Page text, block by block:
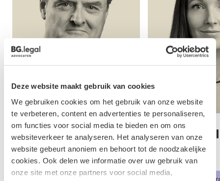
Deze website maakt gebruik van cookies
We gebruiken cookies om het gebruik van onze website
te verbeteren, content en advertenties te personaliseren,
om functies voor social media te bieden en om ons
websiteverkeer te analyseren. Het analyseren van onze
website gebeurt anoniem en behoort tot de noodzakelijke
cookies. Ook delen we informatie over uw gebruik van
onze site met onze partners voor social media,
Marc Heuvelmans
Advocaat
Irene de
Schijndel
Advocaat